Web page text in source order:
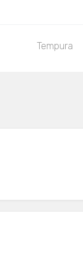
Tempura